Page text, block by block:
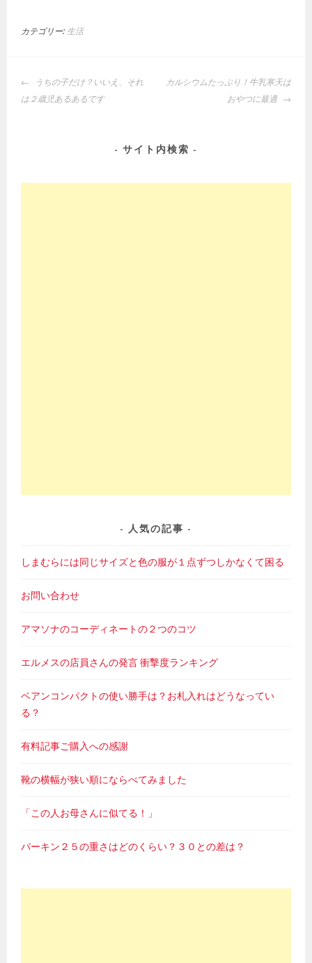
カテゴリー: 生活
投
稿
シ
うちの子だけ？いいえ、それ
は２歳児あるあるです
カルシウムたっぷり！牛乳寒天は
おやつに最適
サイト内検索
人気の記事
しまむらには同じサイズと色の服が１点ずつしかなくて困る
お問い合わせ
アマソナのコーディネートの２つのコツ
エルメスの店員さんの発言 衝撃度ランキング
ベアンコンパクトの使い勝手は？お札入れはどうなってい
る？
有料記事ご購入への感謝
靴の横幅が狭い順にならべてみました
「この人お母さんに似てる！」
バーキン２５の重さはどのくらい？３０との差は？